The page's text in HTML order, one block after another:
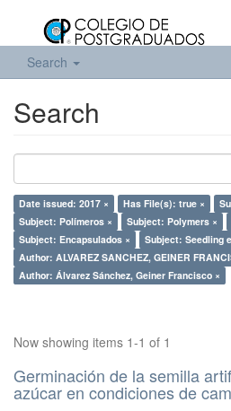
Search
Search
Date issued: 2017 × Has File(s): true ×
Subject: Polímeros ×
Subject: Polymers ×
Subject: Encapsulados ×
Subject: Seedling
Author: ALVAREZ SANCHEZ, GEINER
Author: Álvarez Sánchez, Geiner Francisco ×
Now showing items 1-1 of 1
Germinación de la semilla
azúcar en condiciones de